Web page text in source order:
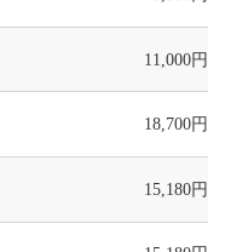
11,000円
18,700円
15,180円